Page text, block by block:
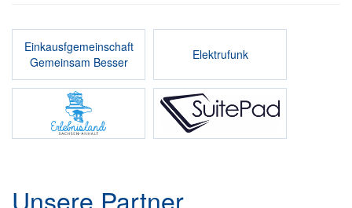
Einkausfgemeinschaft
Gemeinsam Besser
Elektrufunk
Unsere Partner